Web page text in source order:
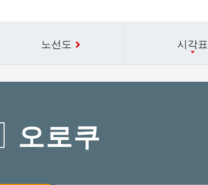
노선도 시각표
아카미네
아카미네
오로쿠